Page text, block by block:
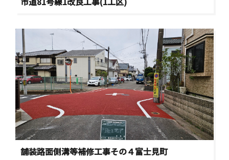
舗装路面側溝等補修工事その４富士見町